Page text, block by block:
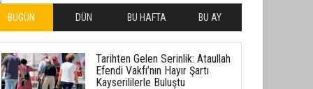
26 Subat 2026
METİN ERTEM
YENİ HİCRİ YIL VE ÜLKEMİZDE
YAŞANANLAR!
BUGÜN DÜN BU HAFTA BU AY
Tarihten Gelen Serinlik: Ataullah
Efendi Vakfı’nın Hayır Şartı
Kayserililerle Buluştu